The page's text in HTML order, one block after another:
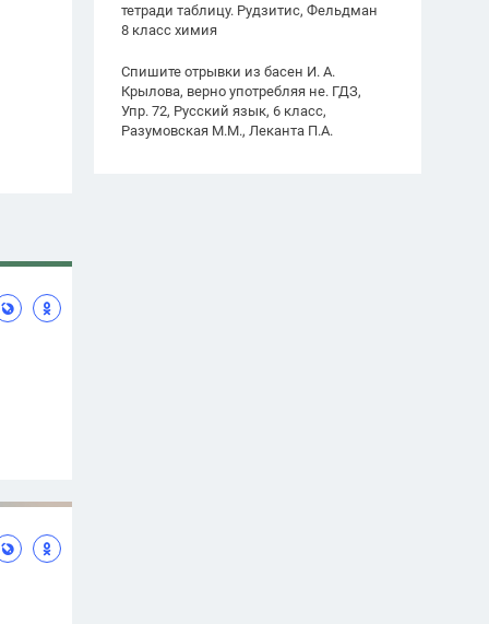
тетради таблицу. Рудзитис, Фельдман
8 класс химия
Спишите отрывки из басен И. А.
Крылова, верно употребляя не. ГДЗ,
Упр. 72, Русский язык, 6 класс,
Разумовская М.М., Леканта П.А.